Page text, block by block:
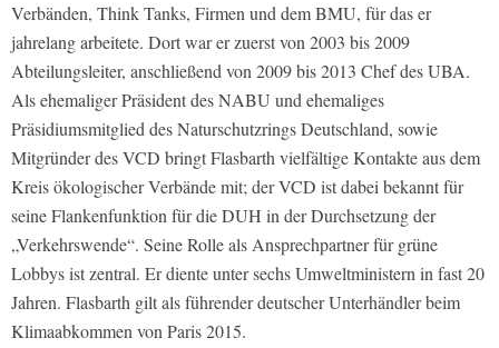
Verbänden, Think Tanks, Firmen und dem BMU, für das er
jahrelang arbeitete. Dort war er zuerst von 2003 bis 2009
Abteilungsleiter, anschließend von 2009 bis 2013 Chef des UBA.
Als ehemaliger Präsident des NABU und ehemaliges
Präsidiumsmitglied des Naturschutzrings Deutschland, sowie
Mitgründer des VCD bringt Flasbarth vielfältige Kontakte aus dem
Kreis ökologischer Verbände mit; der VCD ist dabei bekannt für
seine Flankenfunktion für die DUH in der Durchsetzung der
„Verkehrswende“. Seine Rolle als Ansprechpartner für grüne
Lobbys ist zentral. Er diente unter sechs Umweltministern in fast 20
Jahren. Flasbarth gilt als führender deutscher Unterhändler beim
Klimaabkommen von Paris 2015.